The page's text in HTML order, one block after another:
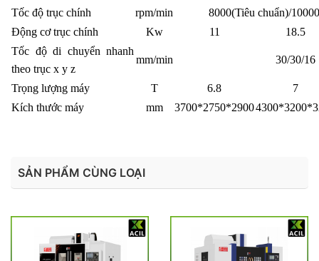
Tốc độ trục chính
rpm/min
8000(Tiêu chuẩn)/
Động cơ trục chính
Kw 11
18.5
Tốc độ di chuyển nhanh
theo trục x y z
mm/min 30/30/16
Trọng lượng máy T 6.8
7
Kích thước máy
mm 3700*2750*2900
SẢN PHẨM CÙNG LOẠI